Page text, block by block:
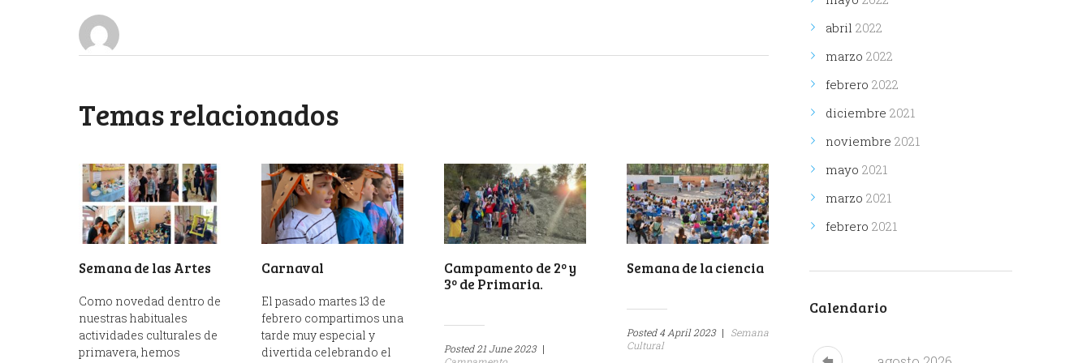
Temas relacionados
Semana de las Artes
Como novedad dentro de
nuestras habituales
actividades culturales de
primavera, hemos
Carnaval
El pasado martes 13 de
febrero compartimos una
tarde muy especial y
divertida celebrando el
Campamento de 2º y
3º de Primaria.
Posted21 June 2023 |
Semana de la ciencia
Posted4 April 2023 |
Semana
Cultural
abril 2022
marzo 2022
febrero 2022
diciembre 2021
noviembre 2021
mayo 2021
marzo 2021
febrero 2021
Calendario